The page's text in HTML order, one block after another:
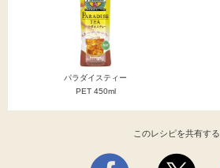
パラダイスティー
PET 450ml
このレシピを共有する